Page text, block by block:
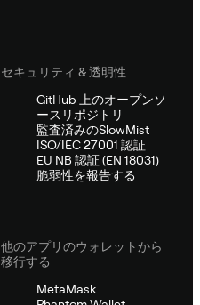
セキュリティ & 透明性
GitHub 上のオープンソ
ースリポジトリ
監査済みのSlowMist
ISO/IEC 27001 認証
EU NB 認証 (EN 18031)
脆弱性を報告する
他のアプリのウォレットから
移行する
MetaMask